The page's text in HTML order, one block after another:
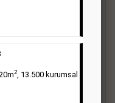
mini reklam şeklinde
tirajını önemli ölçüde
ilanlarında 6 kelime
2, 13.500 kurumsal